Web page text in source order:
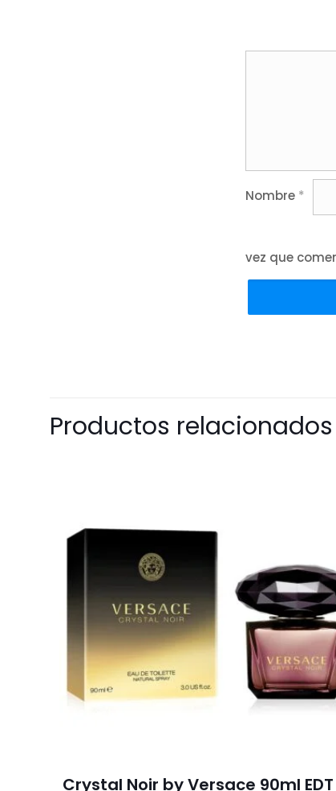
Nombre *
vez que
Productos relacionados
Crystal Noir by Versace 90ml EDT